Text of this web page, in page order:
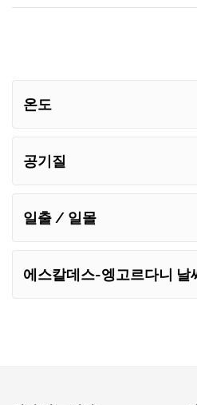
온도
공기질
일출 / 일몰
에스칼데스-엥고르다니 날